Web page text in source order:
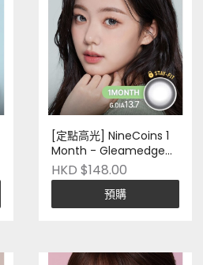
[定點高光] NineCoins 1
Month - Gleamedge
#Bold Gray｜兩片裝｜
Silicone Hydrogel｜韓國
品牌｜Pre-Order
HKD $148.00
預購